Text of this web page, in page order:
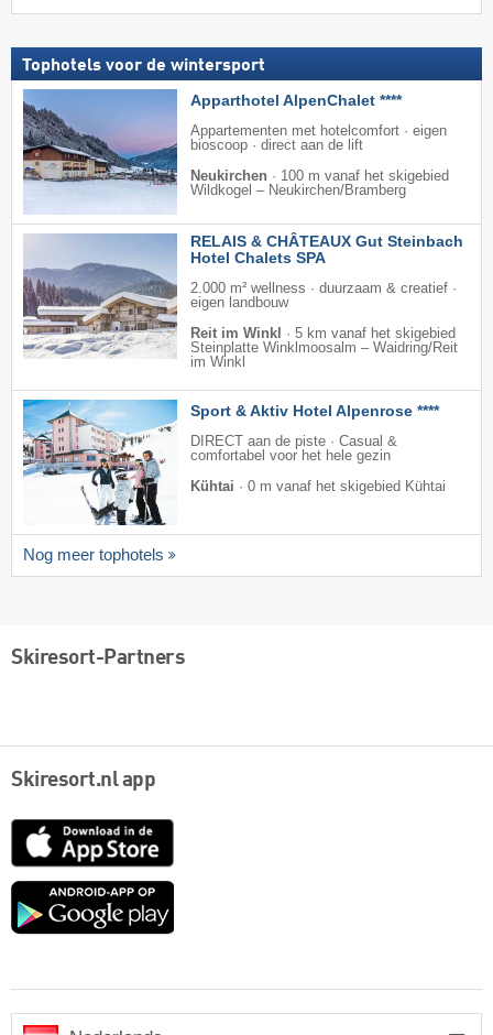
Tophotels voor de wintersport
Apparthotel AlpenChalet ****
Appartementen met hotelcomfort · eigen
bioscoop · direct aan de lift
Neukirchen · 100 m vanaf het skigebied
Wildkogel – Neukirchen/​Bramberg
RELAIS & CHÂTEAUX Gut Steinbach
Hotel Chalets SPA
2.000 m² wellness · duurzaam & creatief ·
eigen landbouw
Reit im Winkl
· 5 km vanaf het skigebied
Steinplatte Winklmoosalm – Waidring/​Reit
im Winkl
Sport & Aktiv Hotel Alpenrose ****
DIRECT aan de piste · Casual &
comfortabel voor het hele gezin
Kühtai · 0 m vanaf het skigebied Kühtai
Nog meer tophotels
Skiresort-Partners
Skiresort.nl app
App
Google